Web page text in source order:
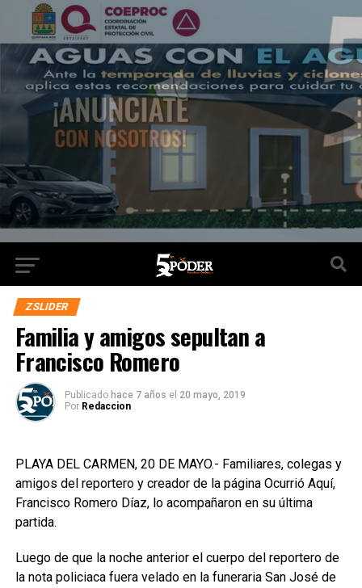
ZSLIDER
Familia y amigos sepultan a
Francisco Romero
Publicado hace 7 años el 20 mayo, 2019
Por Redaccion
PLAYA DEL CARMEN, 20 DE MAYO.- Familiares, colegas y
amigos del reportero y creador de la página Ocurrió Aquí,
Francisco Romero Díaz, lo acompañaron en su última
partida.
Luego de que la noche anterior el cuerpo del reportero de
la nota policiaca fuera velado en la funeraria San José de